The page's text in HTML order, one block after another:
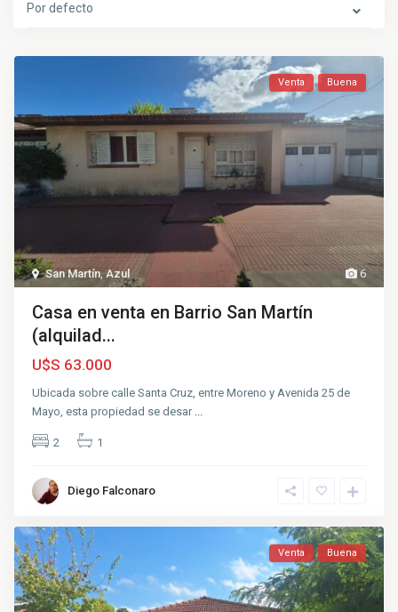
Por defecto
6
San Martín,Azul
Venta Buena
Casa en venta en Barrio San Martín
(alquilad...
U$S 63.000
Ubicada sobre calle Santa Cruz, entre Moreno y Avenida 25 de
Mayo, esta propiedad se desar
2 1
Diego Falconaro
Venta Buena